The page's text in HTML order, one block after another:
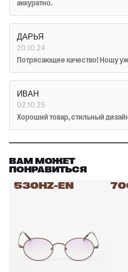
аккуратно.
ДАРЬЯ
20.10.24
Потрясающее качество! Ношу
ИВАН
02.10.25
Хороший товар, стильный
ВАМ МОЖЕТ
ПОНРАВИТЬСЯ
530HZ-EN